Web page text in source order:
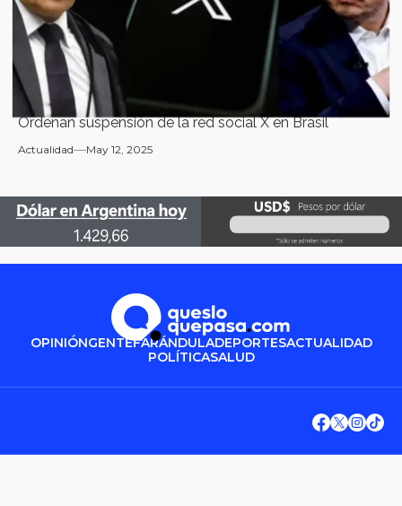
Ordenan suspensión de la red social X en Brasil
Actualidad May 12, 2025
OPINIÓNGENTEFARÁNDULADEPORTESACTUALIDAD
POLÍTICASALUD